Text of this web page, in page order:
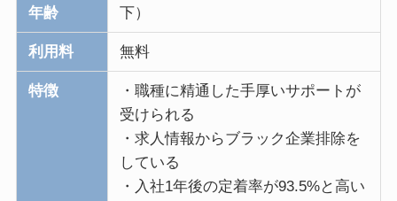
年齢
下）
利用料 無料
特徴
・職種に精通した手厚いサポートが
受けられる
・求人情報からブラック企業排除を
している
・入社1年後の定着率が93.5%と高い